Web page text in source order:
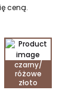
ceną.
czarny/
różowe
złoto